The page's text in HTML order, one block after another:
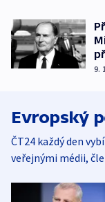
9.
Evropský
ČT24 každý den
veřejnými médii,